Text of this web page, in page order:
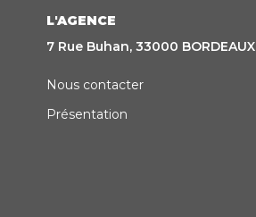
L'AGENCE
7 Rue Buhan, 33000 BORDEAUX
Nous contacter
Présentation